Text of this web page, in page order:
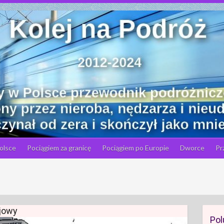
Pociągiem za granicę Pociągiem po Europie Dworce